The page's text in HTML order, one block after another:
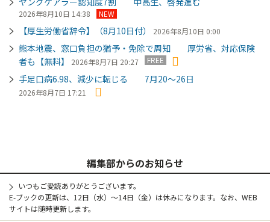
2026年8月10日 14:38 NEW
【厚生労働省辞令】（8月10日付） 2026年8月10日 0:00
熊本地震、窓口負担の猶予・免除で周知 厚労省、対応保険
者も【無料】
2026年8月7日 20:27 FREE
手足口病6.98、減少に転じる 7月20～26日
2026年8月7日 17:21
編集部からのお知らせ
いつもご愛読ありがとうございます。
E-ブックの更新は、12日（水）～14日（金）は休みになります。なお、WEB
サイトは随時更新します。